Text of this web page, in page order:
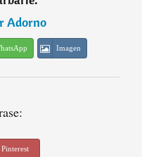
Adorno
Imagen
Pinterest